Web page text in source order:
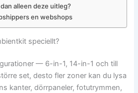
alleen deze uitleg?
en webshops
speciellt?
— 6-in-1, 14-in-1 och till
set, desto fler zoner kan du lysa
kanter, dörrpaneler, fotutrymmen,